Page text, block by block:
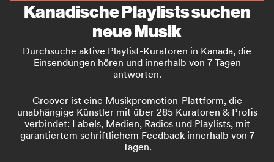
Kanadische Playlists suchen
neue Musik
Durchsuche aktive Playlist-Kuratoren in Kanada, die
Einsendungen hören und innerhalb von 7 Tagen
antworten.
Groover ist eine Musikpromotion-Plattform, die
unabhängige Künstler mit über 285 Kuratoren & Profis
verbindet: Labels, Medien, Radios und Playlists, mit
garantiertem schriftlichem Feedback innerhalb von 7
Tagen.